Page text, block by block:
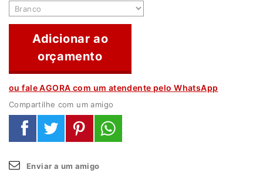
Adicionar ao
orçamento
ou fale AGORA com um atendente pelo WhatsApp
Compartilhe com um amigo
Enviar a um amigo